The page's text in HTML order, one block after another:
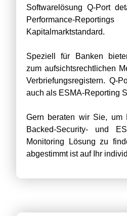
Softwarelösung Q-Port
Performance-
Kapitalmarktstandard.
Speziell für Banken
zum aufsichtsrechtlichen
Verbriefungsregistern. Q-
auch als ESMA-Reporting
Gern beraten wir Sie, um
Backed-Security- und
Monitoring Lösung zu
abgestimmt ist auf Ihr